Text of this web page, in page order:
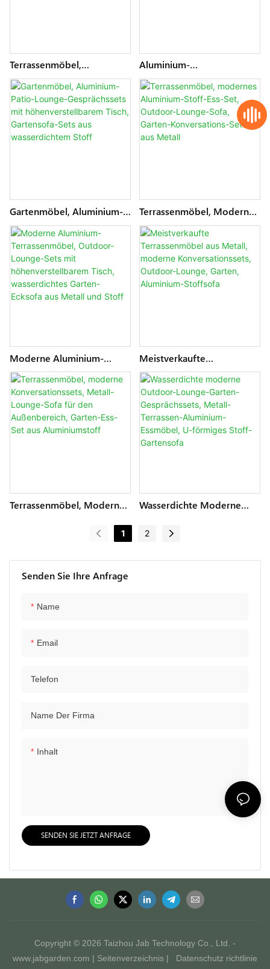
Senden Sie Ihre Anfrage
Name
Email
Telefon
Name Der Firma
Inhalt
SENDEN SIE JETZT ANFRAGE
Terrassenmöbel,
Wasserdicht, Weiches
Olefin-Gewebe, Lounge,
Garten, Gesprächssets,
Hotelsitz, Outdoor-Sofa
Aus Aluminium1
Aluminium-
Terrassenmöbel,
Wasserdichtes Lounge-
Sofa Für Den
Außenbereich, Hotel-
Konversationssets, Metall-
Garten-Stoff-Freizeitsofa
Gartenmöbel, Aluminium-
Patio-Lounge-
Gesprächssets Mit
Höhenverstellbarem Tisch,
Gartensofa-Sets Aus
Wasserdichtem Stoff
Terrassenmöbel, Modernes
Aluminium-Stoff-Ess-Set,
Outdoor-Lounge-Sofa,
Garten-Konversations-Sets
Aus Metall
Moderne Aluminium-
Terrassenmöbel, Outdoor-
Lounge-Sets Mit
Höhenverstellbarem Tisch,
Wasserdichtes Garten-
Ecksofa Aus Metall Und
Stoff
Meistverkaufte
Terrassenmöbel Aus Metall,
Moderne
Konversationssets,
Outdoor-Lounge, Garten,
Aluminium-Stoffsofa
Terrassenmöbel, Moderne
Lounge-Sofa Für Den
Außenbereich, Garten-Ess-
Wasserdichte Moderne
Gesprächssets, Metall-
Terrassen-Aluminium-
Stoff-Gartensofa
1 2
Copyright © 2026 Taizhou Jab Technology Co., Ltd. -
www.jabgarden.com | Seitenverzeichnis | Datenschutz richtlinie